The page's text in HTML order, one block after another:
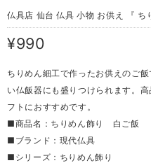
仏具店 仙台 仏具 小物 お供え 『 ち
¥990
ちりめん細工で作ったお供えのご
い仏飯器にも盛りつけられます。
フトにおすすめです。
■商品名：ちりめん飾り 白ご飯
■ブランド：現代仏具
■シリーズ：ちりめん飾り